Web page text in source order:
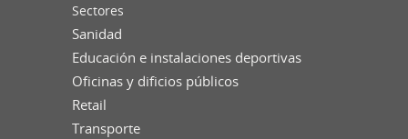
Sectores
Sanidad
Educación e instalaciones deportivas
Oficinas y dificios públicos
Retail
Transporte